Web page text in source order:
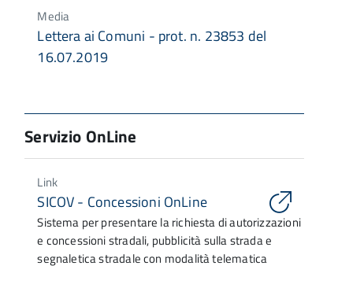
Media
Lettera ai Comuni - prot. n. 23853 del
16.07.2019
Servizio OnLine
Link
SICOV - Concessioni OnLine
Sistema per presentare la richiesta di autorizzazioni
e concessioni stradali, pubblicità sulla strada e
segnaletica stradale con modalità telematica